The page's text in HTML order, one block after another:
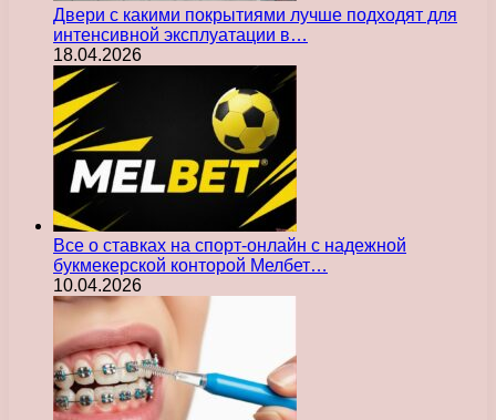
Двери с какими покрытиями лучше подходят для
интенсивной эксплуатации в…
18.04.2026
Все о ставках на спорт-онлайн с надежной
букмекерской конторой Мелбет…
10.04.2026